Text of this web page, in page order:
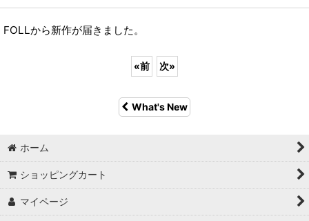
FOLLから新作が届きました。
«前 次»
What's New
ホーム
ショッピングカート
マイページ